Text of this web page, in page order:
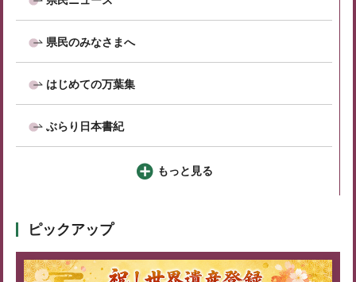
県民のみなさまへ
はじめての万葉集
ぶらり日本書紀
もっと見る
ピックアップ